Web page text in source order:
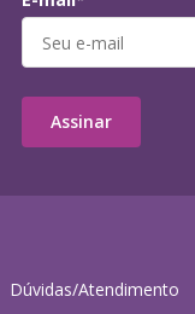
Dúvidas/Atendimento
Assinar